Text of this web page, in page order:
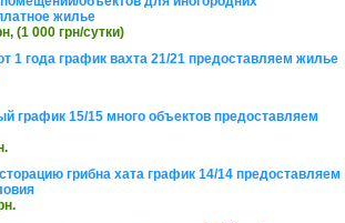
жилье
(1 000 грн/сутки)
1 года график вахта 21/21 предоставляем жилье
график 15/15 много объектов предоставляем
грибна хата график 14/14 предоставляем